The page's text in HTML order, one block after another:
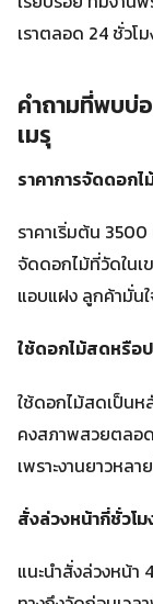
เราตลอด 24 ชั่ว
คำถามที่พบบ่
เมรุ
ราคาการจัดดอกไ
ราคาเริ่มต้น
จัดดอกไม้ที่วัดในเ
แอบแฝง ลูกค้ามั่น
ใช้ดอกไม้สดหรือ
ใช้ดอกไม้สดเป็น
คงสภาพสวยตลอ
เพราะงานยาวหล
สั่งล่วงหน้ากี่ชั่วโม
แนะนำสั่งล่วงหน้า